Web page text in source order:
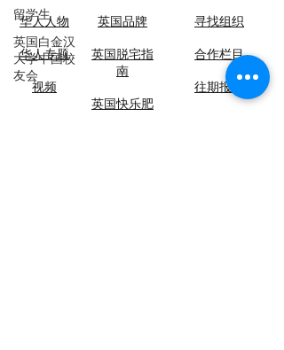
留学生
英国白金汉
大学中国校
友会
华人人物
华人专题
视频
英国品牌
英国脱宅指
南
英国快乐肥
​寻找组织
合作栏目
​往期报纸